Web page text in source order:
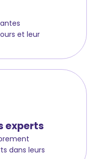
et leur
experts
dans leurs